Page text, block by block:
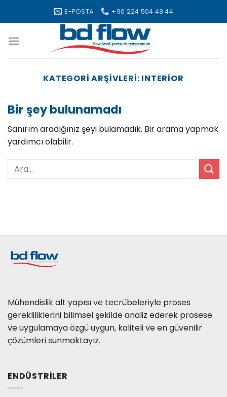
E-POSTA +90 224 504 48 44
KATEGORI ARŞIVLERI: INTERIOR
Bir şey bulunamadı
Sanırım aradığınız şeyi bulamadık. Bir arama yapmak
yardımcı olabilir.
Mühendislik alt yapısı ve tecrübeleriyle proses
gerekliliklerini bilimsel şekilde analiz ederek prosese
ve uygulamaya özgü uygun, kaliteli ve en güvenilir
çözümleri sunmaktayız.
ENDÜSTRILER